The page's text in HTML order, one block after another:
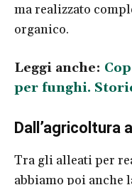
ma realizzato
organico.
Leggi anche:
per funghi.
Dall’agricoltura
Tra gli alleati per
abbiamo poi anche